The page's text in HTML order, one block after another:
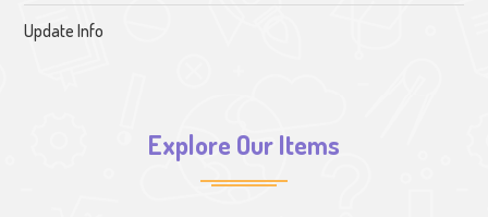
Update Info
Explore Our Items